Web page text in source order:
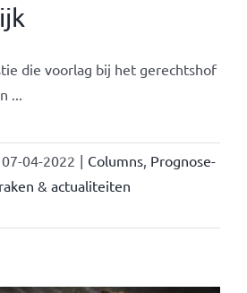
die voorlag bij het gerechtshof
07-04-2022 | Columns Prognose-
& actualiteiten